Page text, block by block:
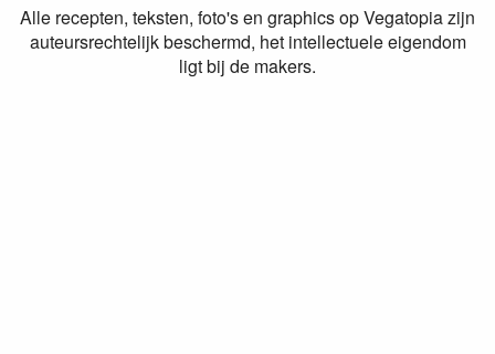
Alle recepten, teksten, foto's en graphics op Vegatopia zijn
auteursrechtelijk beschermd, het intellectuele eigendom
ligt bij de makers.